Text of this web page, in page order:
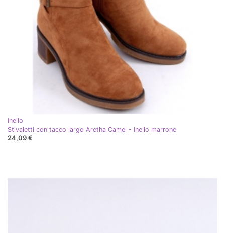
Inello
Stivaletti con tacco largo Aretha Camel - Inello marrone
24,09 €